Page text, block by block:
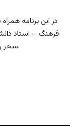
در این برنامه
فرهنگ – استاد
سحر را با دوستان و آشنایان خود به اشتراک بگذارید.